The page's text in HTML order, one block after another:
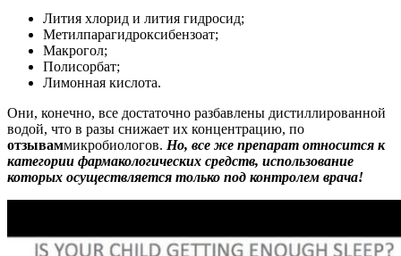
Лития хлорид и лития гидросид;
Метилпарагидроксибензоат;
Макрогол;
Полисорбат;
Лимонная кислота.
Они, конечно, все достаточно разбавлены дистиллированной
водой, что в разы снижает их концентрацию, по
отзываммикробиологов. Но, все же препарат относится к
категории фармакологических средств, использование
которых осуществляется только под контролем врача!